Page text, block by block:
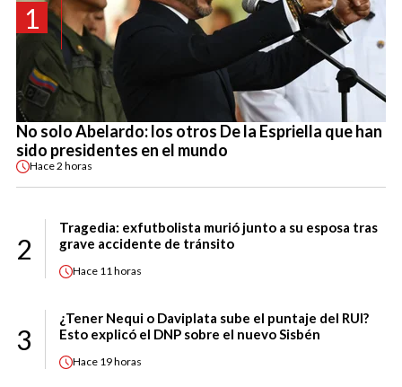
1
No solo Abelardo: los otros De la Espriella que han
sido presidentes en el mundo
Hace2 horas
2
Tragedia: exfutbolista murió junto a su esposa tras
grave accidente de tránsito
Hace 11 horas
3
¿Tener Nequi o Daviplata sube el puntaje del RUI?
Esto explicó el DNP sobre el nuevo Sisbén
Hace 19 horas